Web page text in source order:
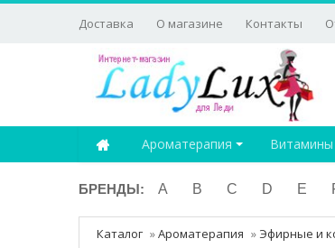
Доставка О магазине Контакты
Ароматерапия Витамины
БРЕНДЫ: A B C D E
Каталог »Ароматерапия » Эфирные и